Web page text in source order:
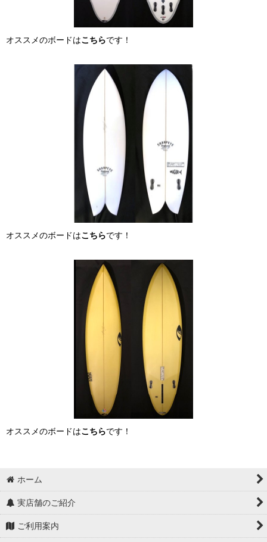
オススメのボードはこちらです！
オススメのボードはこちらです！
オススメのボードはこちらです！
ホーム
実店舗のご紹介
ご利用案内